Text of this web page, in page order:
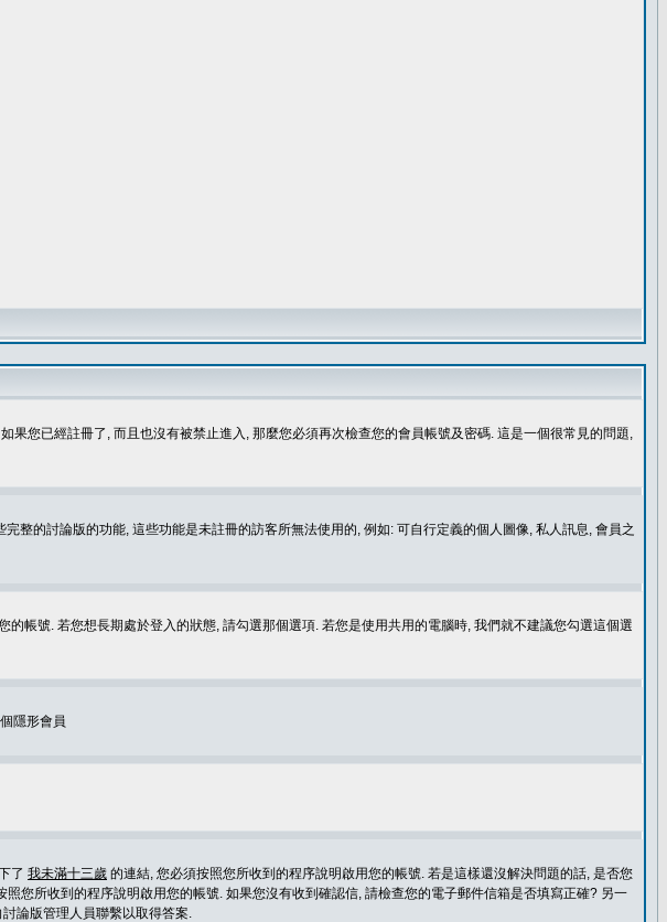
您已經註冊了, 而且也沒有被禁止進入, 那麼您必須再次檢查您的會員帳號及密碼. 這是一個很常見的問題,
整的討論版的功能, 這些功能是未註冊的訪客所無法使用的, 例如: 可自行定義的個人圖像, 私人訊息, 會員之
帳號. 若您想長期處於登入的狀態, 請勾選那個選項. 若您是使用共用的電腦時, 我們就不建議您勾選這個選
隱形會員
了 我未滿十三歲 的連結, 您必須按照您所收到的程序說明啟用您的帳號. 若是這樣還沒解決問題的話, 是否您
您所收到的程序說明啟用您的帳號. 如果您沒有收到確認信, 請檢查您的電子郵件信箱是否填寫正確? 另一
論版管理人員聯繫以取得答案.